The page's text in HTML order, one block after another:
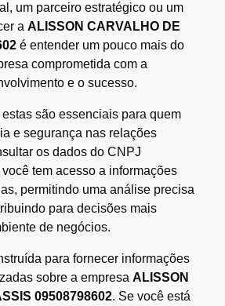
um parceiro estratégico ou um
a ALISSON CARVALHO DE
é entender um pouco mais do
comprometida com a
e o sucesso.
estas são essenciais para quem
e segurança nas relações
os dados do CNPJ
você tem acesso a informações
permitindo uma análise precisa
para decisões mais
de negócios.
para fornecer informações
sobre a empresa ALISSON
09508798602. Se você está